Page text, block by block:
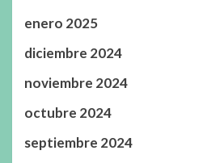
enero 2025
diciembre 2024
noviembre 2024
octubre 2024
septiembre 2024